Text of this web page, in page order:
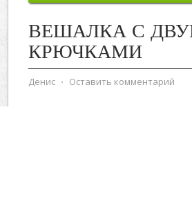
ВЕШАЛКА С
КРЮЧКАМИ
Денис ⋅ Оставить комментарий